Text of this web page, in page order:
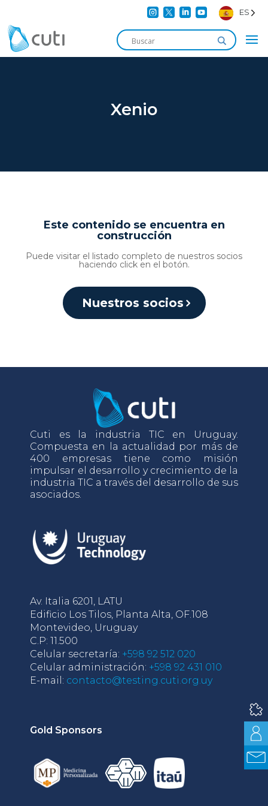
    ES
Xenio
Este contenido se encuentra en
construcción
Puede visitar el listado completo de nuestros socios
haciendo click en el botón.
Nuestros socios
Cuti es la industria TIC en Uruguay.
Compuesta en la actualidad por más de
400 empresas tiene como misión
impulsar el desarrollo y crecimiento de la
industria TIC a través del desarrollo de sus
asociados.
Av. Italia 6201, LATU
Edificio Los Tilos, Planta Alta, OF.108
Montevideo, Uruguay
C.P: 11.500
Celular secretaría: +598 92 512 020
Celular administración: +598 92 431 010
E-mail: contacto@testing.cuti.org.uy
Gold Sponsors